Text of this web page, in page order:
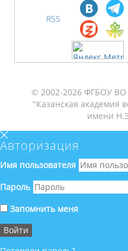
RSS
© 2002-2026 ФГБОУ ВО
"Казанская академия
имени
Авторизация
Имя пользователя
Пароль
Запомнить меня